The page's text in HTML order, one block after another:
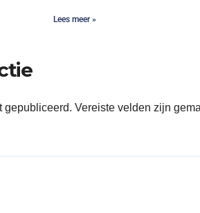
Lees meer »
gepubliceerd. Vereiste velden zijn